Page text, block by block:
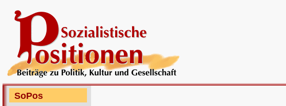
SoPos